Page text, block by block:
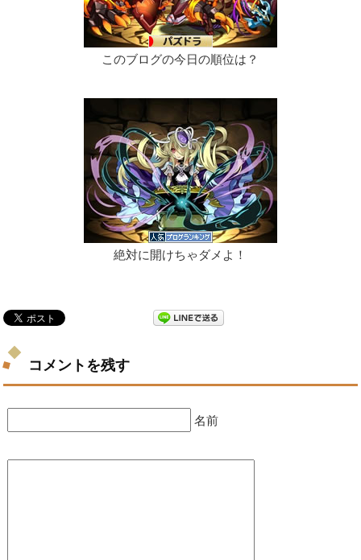
このブログの今日の順位は？
絶対に開けちゃダメよ！
コメントを残す
名前